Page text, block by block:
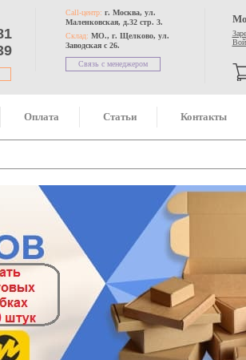
Call-центр: г. Москва, ул.
Маленковская, д.32 стр. 3.
Склад: МО., г. Щелково, ул.
Заводская с 26.
Связь с менеджером
Оплата Статьи Контакты